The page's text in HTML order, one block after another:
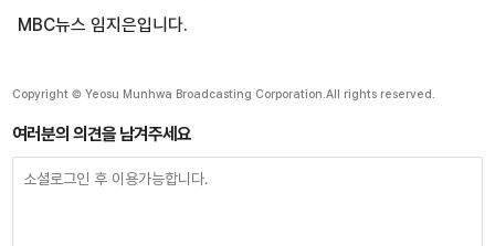
MBC뉴스 임지은입니다.
Copyright © Yeosu Munhwa Broadcasting Corporation.All rights reserved.
여러분의 의견을 남겨주세요